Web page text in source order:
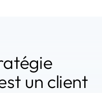
un client